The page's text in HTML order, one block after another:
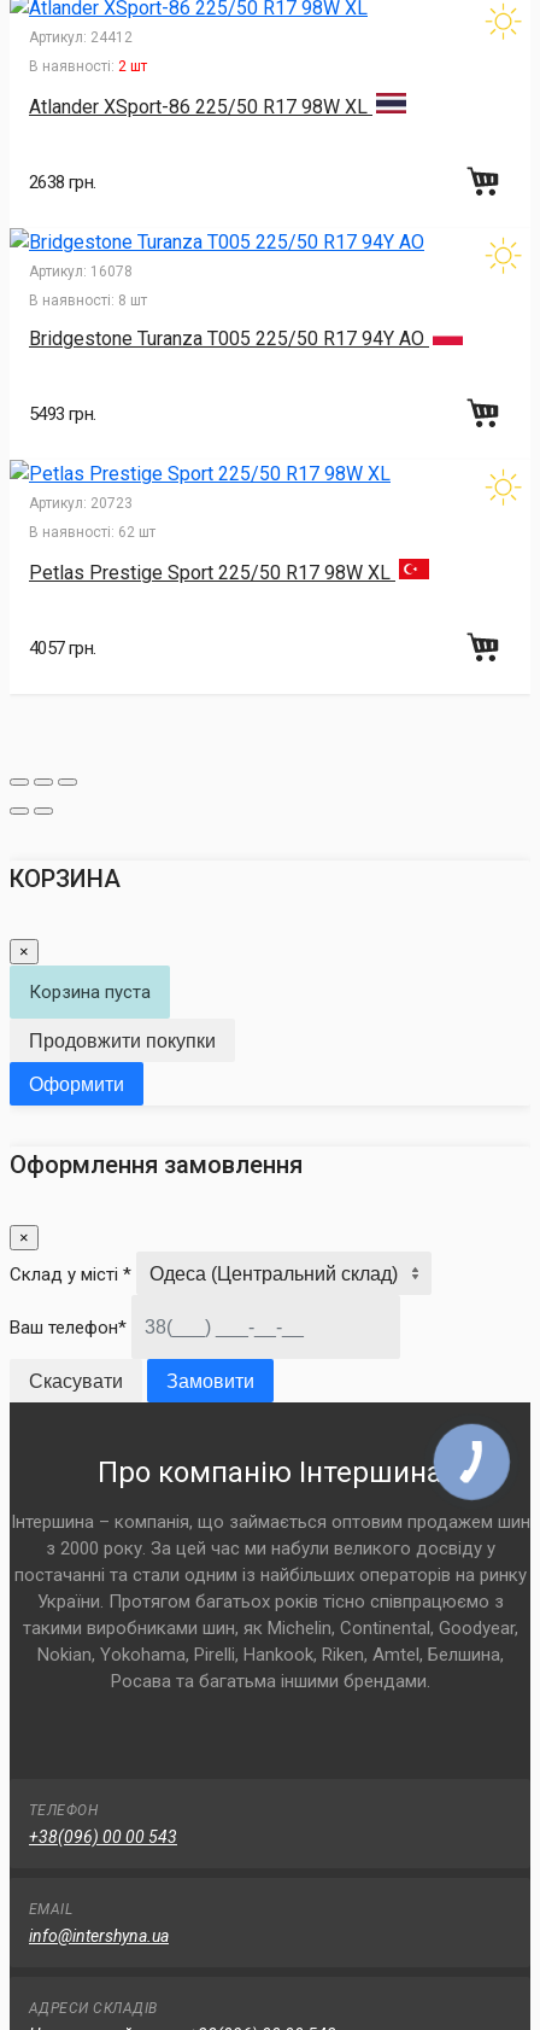
Артикул: 24412
В наявності: 2 шт
Atlander XSport-86 225/50 R17 98W XL
2638 грн.
Артикул: 16078
В наявності: 8 шт
Bridgestone Turanza T005 225/50 R17 94Y AO
5493 грн.
Артикул: 20723
В наявності: 62 шт
Petlas Prestige Sport 225/50 R17 98W XL
4057 грн.
КОРЗИНА
×
Корзина пуста
Продовжити покупки
Оформити
Оформлення замовлення
×
Склад у місті *
Ваш телефон*
Скасувати Замовити
Про компанію Інтершина
Інтершина – компанія, що займається оптовим продажем шин
з 2000 року. За цей час ми набули великого досвіду у
постачанні та стали одним із найбільших операторів на ринку
України. Протягом багатьох років тісно співпрацюємо з
такими виробниками шин, як Michelin, Continental, Goodyear,
Nokian, Yokohama, Pirelli, Hankook, Riken, Amtel, Белшина,
Росава та багатьма іншими брендами.
ТЕЛЕФОН
+38(096) 00 00 543
EMAIL
info@intershyna.ua
АДРЕСИ СКЛАДІВ